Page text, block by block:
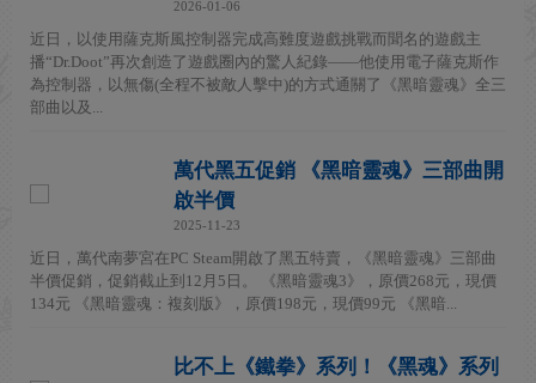
2026-01-06
近日，以使用薩克斯風控制器完成高難度遊戲挑戰而聞名的遊戲主
播“Dr.Doot”再次創造了遊戲圈內的驚人紀錄——他使用電子薩克斯作
為控制器，以無傷(全程不被敵人擊中)的方式通關了《黑暗靈魂》全三
部曲以及...
萬代黑五促銷 《黑暗靈魂》三部曲開
啟半價
2025-11-23
近日，萬代南夢宮在PC Steam開啟了黑五特賣，《黑暗靈魂》三部曲
半價促銷，促銷截止到12月5日。 《黑暗靈魂3》，原價268元，現價
134元 《黑暗靈魂：複刻版》，原價198元，現價99元 《黑暗...
比不上《鐵拳》系列！《黑魂》系列